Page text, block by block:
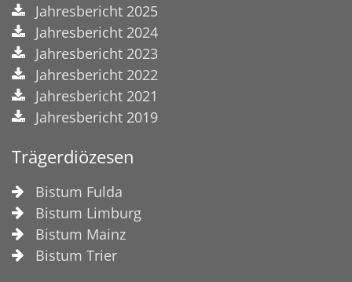
Jahresbericht 2025
Jahresbericht 2024
Jahresbericht 2023
Jahresbericht 2022
Jahresbericht 2021
Jahresbericht 2019
Trägerdiözesen
Bistum Fulda
Bistum Limburg
Bistum Mainz
Bistum Trier